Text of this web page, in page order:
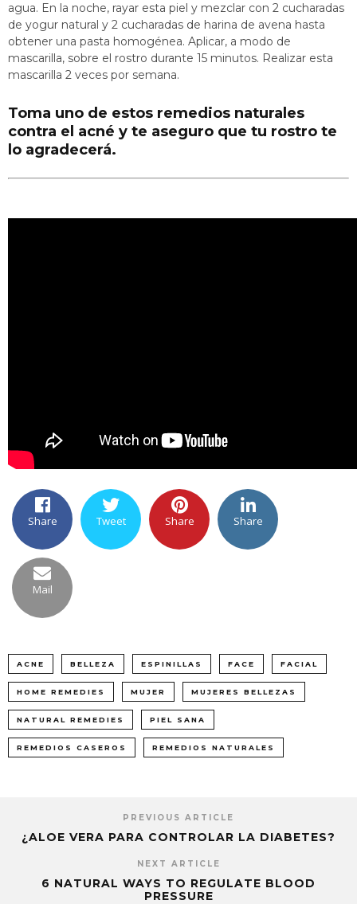
agua. En la noche, rayar esta piel y mezclar con 2 cucharadas
de yogur natural y 2 cucharadas de harina de avena hasta
obtener una pasta homogénea. Aplicar, a modo de
mascarilla, sobre el rostro durante 15 minutos. Realizar esta
mascarilla 2 veces por semana.
Toma uno de estos remedios naturales
contra el acné y te aseguro que tu rostro te
lo agradecerá.
Share Tweet Share Share
Mail
ACNE BELLEZA ESPINILLAS FACE FACIAL
HOME REMEDIES MUJER MUJERES BELLEZAS
NATURAL REMEDIES PIEL SANA
REMEDIOS CASEROS REMEDIOS NATURALES
PREVIOUS ARTICLE
¿ALOE VERA PARA CONTROLAR LA DIABETES?
NEXT ARTICLE
6 NATURAL WAYS TO REGULATE BLOOD
PRESSURE